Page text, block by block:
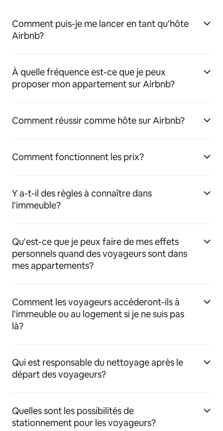
Comment puis-je me lancer en tant qu'hôte
Airbnb?
À quelle fréquence est-ce que je peux
proposer mon appartement sur Airbnb?
Comment réussir comme hôte sur Airbnb?
Comment fonctionnent les prix?
Y a-t-il des règles à connaître dans
l'immeuble?
Qu'est-ce que je peux faire de mes effets
personnels quand des voyageurs sont dans
mes appartements?
Comment les voyageurs accéderont-ils à
l'immeuble ou au logement si je ne suis pas
là?
Qui est responsable du nettoyage après le
départ des voyageurs?
Quelles sont les possibilités de
stationnement pour les voyageurs?